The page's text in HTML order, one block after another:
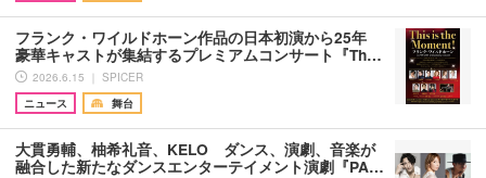
フランク・ワイルドホーン作品の日本初演から25年
豪華キャストが集結するプレミアムコンサート『Th…
2026.6.15 ｜ SPICER
ニュース
舞台
大貫勇輔、柚希礼音、KELO ダンス、演劇、音楽が
融合した新たなダンスエンターテイメント演劇『PA…